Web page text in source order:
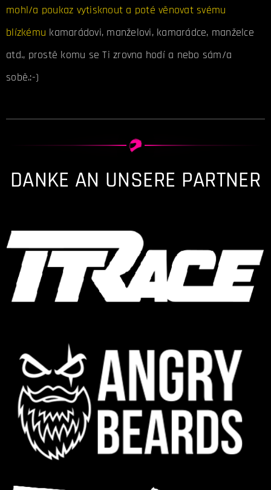
mohl/a poukaz vytisknout a poté věnovat svému
blízkému kamarádovi, manželovi, kamarádce, manželce
atd., prostě komu se Ti zrovna hodí a nebo sám/a
sobě.:-)
DANKE AN UNSERE PARTNER